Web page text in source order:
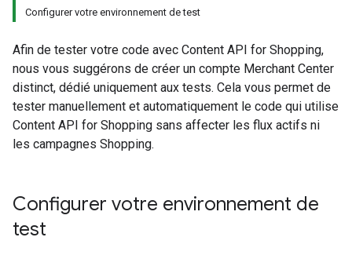
Configurer votre environnement de test
Afin de tester votre code avec Content API for Shopping,
nous vous suggérons de créer un compte Merchant Center
distinct, dédié uniquement aux tests. Cela vous permet de
tester manuellement et automatiquement le code qui utilise
Content API for Shopping sans affecter les flux actifs ni
les campagnes Shopping.
Configurer votre environnement de
test